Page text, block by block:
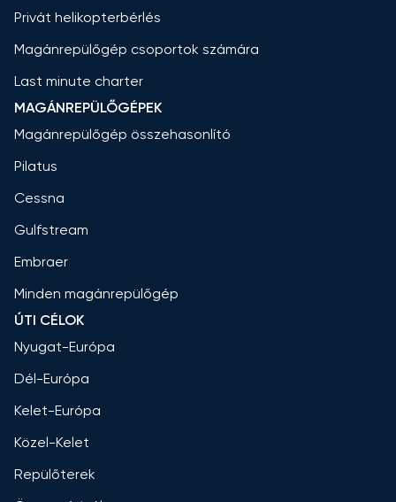
Privát helikopterbérlés
Magánrepülőgép csoportok számára
Last minute charter
MAGÁNREPÜLŐGÉPEK
Magánrepülőgép összehasonlító
Pilatus
Cessna
Gulfstream
Embraer
Minden magánrepülőgép
ÚTI CÉLOK
Nyugat-Európa
Dél-Európa
Kelet-Európa
Közel-Kelet
Repülőterek